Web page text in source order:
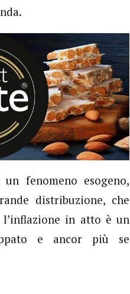
fenomeno esogeno,
distribuzione, che
in atto è un
e ancor più se